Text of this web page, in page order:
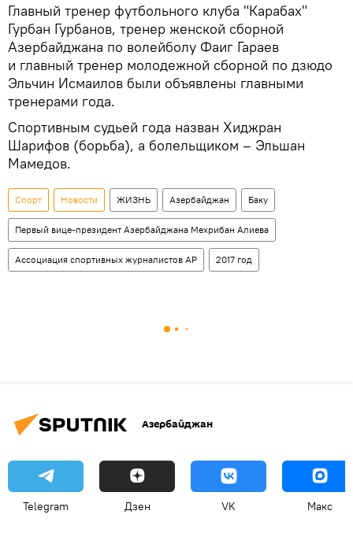
Главный тренер футбольного клуба "Карабах"
Гурбан Гурбанов, тренер женской сборной
Азербайджана по волейболу Фаиг Гараев
и главный тренер молодежной сборной по дзюдо
Эльчин Исмаилов были объявлены главными
тренерами года.
Спортивным судьей года назван Хиджран
Шарифов (борьба), а болельщиком – Эльшан
Мамедов.
Спорт Новости ЖИЗНЬ Азербайджан Баку
Первый вице-президент Азербайджана Мехрибан Алиева
Ассоциация спортивных журналистов АР 2017 год
Азербайджан
Telegram Дзен VK Макс